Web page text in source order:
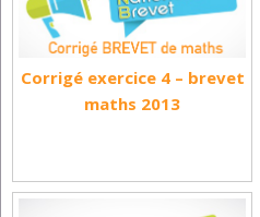
Corrigé exercice 4 – brevet
maths 2013